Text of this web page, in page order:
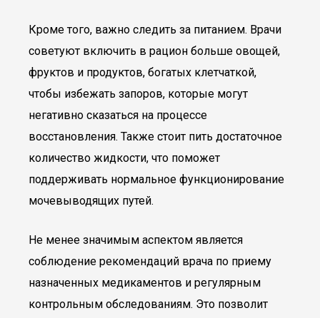
Кроме того, важно следить за питанием. Врачи
советуют включить в рацион больше овощей,
фруктов и продуктов, богатых клетчаткой,
чтобы избежать запоров, которые могут
негативно сказаться на процессе
восстановления. Также стоит пить достаточное
количество жидкости, что поможет
поддерживать нормальное функционирование
мочевыводящих путей.
Не менее значимым аспектом является
соблюдение рекомендаций врача по приему
назначенных медикаментов и регулярным
контрольным обследованиям. Это позволит